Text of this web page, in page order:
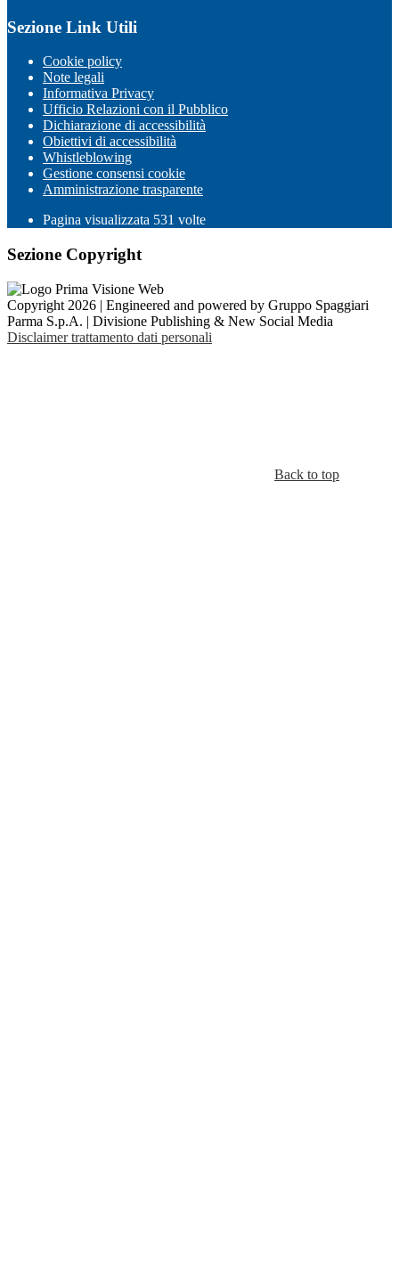
Sezione Link Utili
Cookie policy
Note legali
Informativa Privacy
Ufficio Relazioni con il Pubblico
Dichiarazione di accessibilità
Obiettivi di accessibilità
Whistleblowing
Gestione consensi cookie
Amministrazione trasparente
Pagina visualizzata 531 volte
Sezione Copyright
Copyright 2026 | Engineered and powered by Gruppo Spaggiari
Parma S.p.A. | Divisione Publishing & New Social Media
Disclaimer trattamento dati personali
Back to top